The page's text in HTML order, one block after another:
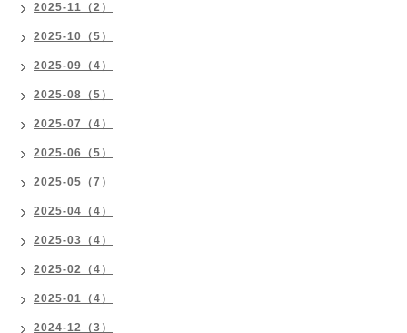
2025-11（2）
2025-10（5）
2025-09（4）
2025-08（5）
2025-07（4）
2025-06（5）
2025-05（7）
2025-04（4）
2025-03（4）
2025-02（4）
2025-01（4）
2024-12（3）